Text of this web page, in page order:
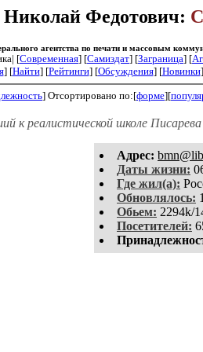
Федотович:
агентства по печати и массовым
[Современная] [Самиздат] [Заграница] [
] [Найти] [Рейтинги] [Обсуждения] [Новинки
] Отсортировано по:[форме][
к реалистической школе
Aдpeс:
Даты жизни:
Где жил(а):
Обновлялось:
Обьем: 2294k/
Посетителей: